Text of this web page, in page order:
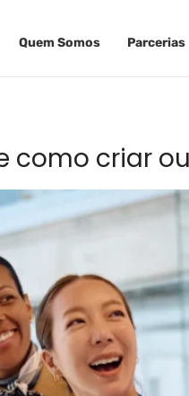
Quem Somos Parcerias
como criar